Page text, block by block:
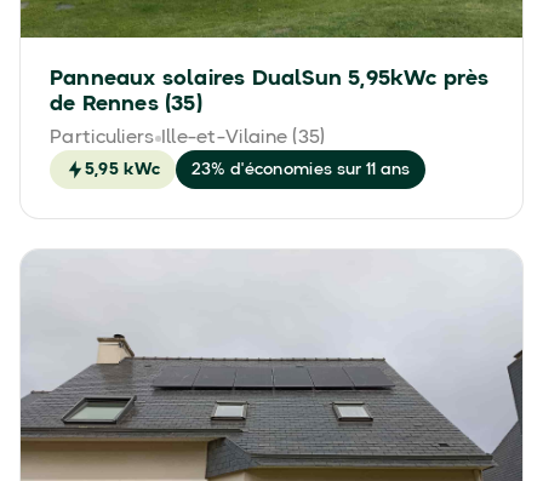
Panneaux solaires DualSun 5,95kWc près
de Rennes (35)
Particuliers Ille-et-Vilaine (35)
5,95 kWc 23% d'économies sur 11 ans